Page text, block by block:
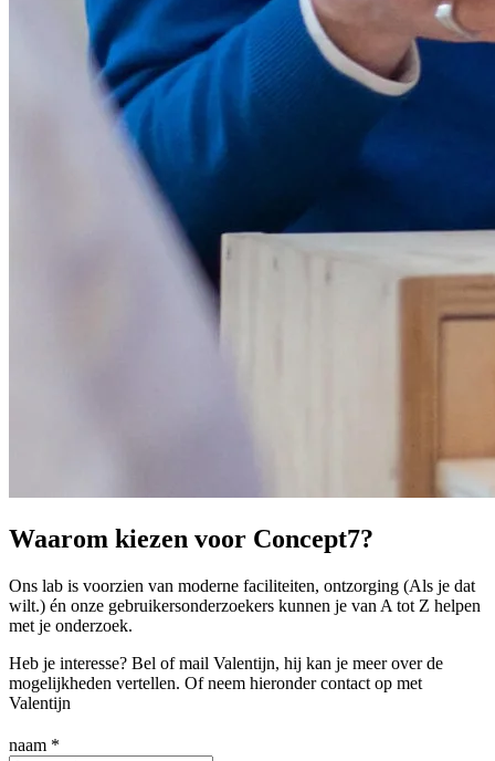
Waarom kiezen voor Concept7?
Ons lab is voorzien van moderne faciliteiten, ontzorging (Als je dat
wilt.) én onze gebruikersonderzoekers kunnen je van A tot Z helpen
met je onderzoek.
Heb je interesse? Bel of mail Valentijn, hij kan je meer over de
mogelijkheden vertellen. Of neem hieronder contact op met
Valentijn
naam *